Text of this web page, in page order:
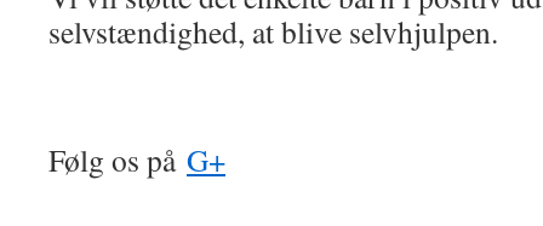
selvstændighed, at blive selvhjulpen.
Følg os på G+